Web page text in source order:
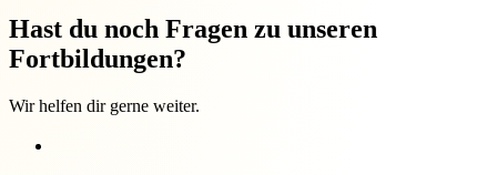
Hast du noch Fragen zu unseren
Fortbildungen?
Wir helfen dir gerne weiter.